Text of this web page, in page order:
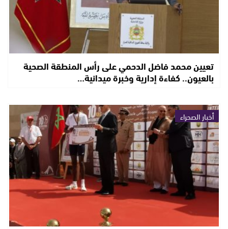
تعيين محمد فاضل الدحمي على رأس المنطقة الصحية
بالعيون.. كفاءة إدارية وخبرة ميدانية…
أخبار الصحراء